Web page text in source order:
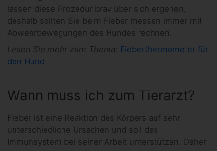
lassen diese Prozedur brav über sich ergehen,
deshalb sollten Sie beim Fieber messen immer mit
Abwehrbewegungen des Hundes rechnen.
Lesen Sie mehr zum Thema: Fieberthermometer für
den Hund
Wann muss ich zum Tierarzt?
Fieber ist eine Reaktion des Körpers auf sehr
unterschiedliche Ursachen und soll das
Immunsystem bei seiner Arbeit unterstützen. Daher